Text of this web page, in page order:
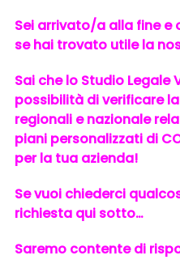
Sei arrivato/a alla fine e
se hai trovato utile la
Sai che lo Studio Legale
possibilità di verificare la
regionali e nazionale
piani personalizzati di
per la tua azienda!
Se vuoi chiederci
richiesta qui sotto…
Saremo contente di